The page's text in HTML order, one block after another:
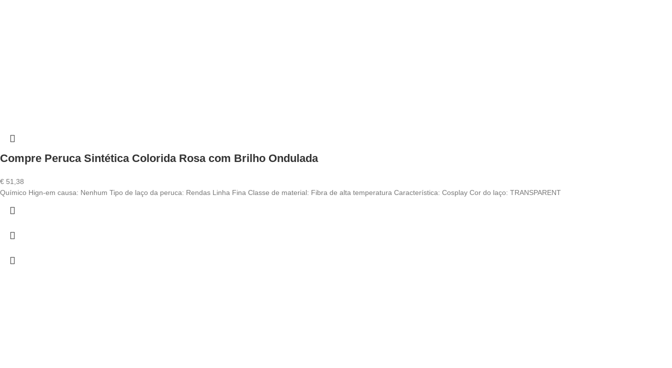
Compre Peruca Sintética Colorida Rosa com Brilho Ondulada
€ 51,38
Químico Hign-em causa: Nenhum Tipo de laço da peruca: Rendas Linha Fina Classe de material: Fibra de alta temperatura Característica: Cosplay Cor do laço: TRANSPARENT